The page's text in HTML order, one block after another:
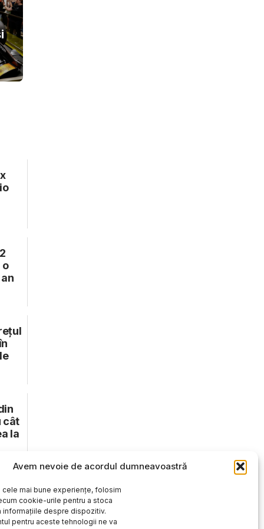
Avem nevoie de acordul dumneavoastră
cele mai bune experiențe, folosim
cookie-urile pentru a stoca
informațiile despre dispozitiv.
pentru aceste tehnologii ne va
o
cât
la
Abonament revistă